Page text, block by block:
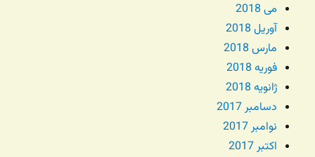
می 2018
آوریل 2018
مارس 2018
فوریه 2018
ژانویه 2018
دسامبر 2017
نوامبر 2017
اکتبر 2017